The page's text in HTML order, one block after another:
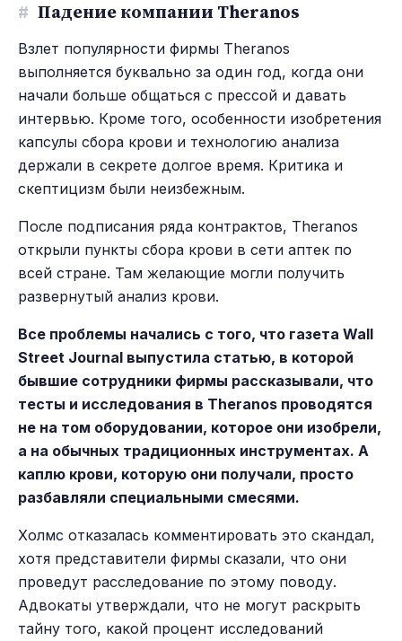
# Падение компании Theranos
Взлет популярности фирмы Theranos
выполняется буквально за один год, когда они
начали больше общаться с прессой и давать
интервью. Кроме того, особенности изобретения
капсулы сбора крови и технологию анализа
держали в секрете долгое время. Критика и
скептицизм были неизбежным.
После подписания ряда контрактов, Theranos
открыли пункты сбора крови в сети аптек по
всей стране. Там желающие могли получить
развернутый анализ крови.
Все проблемы начались с того, что газета Wall
Street Journal выпустила статью, в которой
бывшие сотрудники фирмы рассказывали, что
тесты и исследования в Theranos проводятся
не на том оборудовании, которое они изобрели,
а на обычных традиционных инструментах. А
каплю крови, которую они получали, просто
разбавляли специальными смесями.
Холмс отказалась комментировать это скандал,
хотя представители фирмы сказали, что они
проведут расследование по этому поводу.
Адвокаты утверждали, что не могут раскрыть
тайну того, какой процент исследований